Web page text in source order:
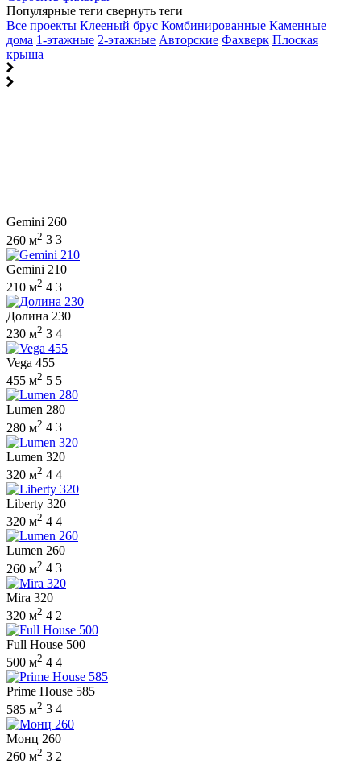
Популярные теги свернуть теги
Все проекты Клееный брус Комбинированные Каменные
дома 1-этажные 2-этажные Авторские Фахверк Плоская
крыша
Gemini 260
260 м2 3 3
Gemini 210
210 м2 4 3
Долина 230
230 м2 3 4
Vega 455
455 м2 5 5
Lumen 280
280 м2 4 3
Lumen 320
320 м2 4 4
Liberty 320
320 м2 4 4
Lumen 260
260 м2 4 3
Mira 320
320 м2 4 2
Full House 500
500 м2 4 4
Prime House 585
585 м2 3 4
Монц 260
260 м2 3 2